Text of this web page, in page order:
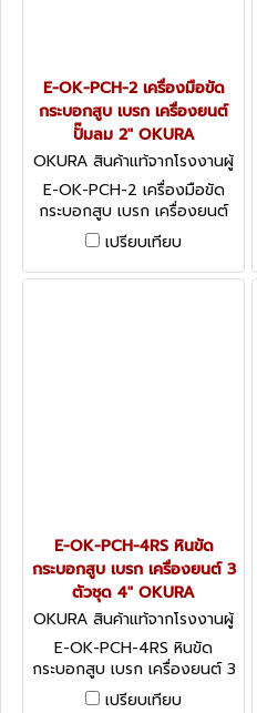
E-OK-PCH-2 เครื่องมือขัด
กระบอกสูบ เบรก เครื่องยนต์
ปั๊มลม 2" OKURA
OKURA สินค้าแท้จากโรงงานผู้
ผลิต E-OK-PCH-2
E-OK-PCH-2 เครื่องมือขัด
กระบอกสูบ เบรก เครื่องยนต์
ปั๊มลม 2" OKURA
เปรียบเทียบ
E-OK-PCH-4RS หินขัด
กระบอกสูบ เบรก เครื่องยนต์ 3
ตัวชุด 4" OKURA
OKURA สินค้าแท้จากโรงงานผู้
ผลิต E-OK-PCH-4RS
E-OK-PCH-4RS หินขัด
กระบอกสูบ เบรก เครื่องยนต์ 3
ตัวชุด 4" OKURA
เปรียบเทียบ